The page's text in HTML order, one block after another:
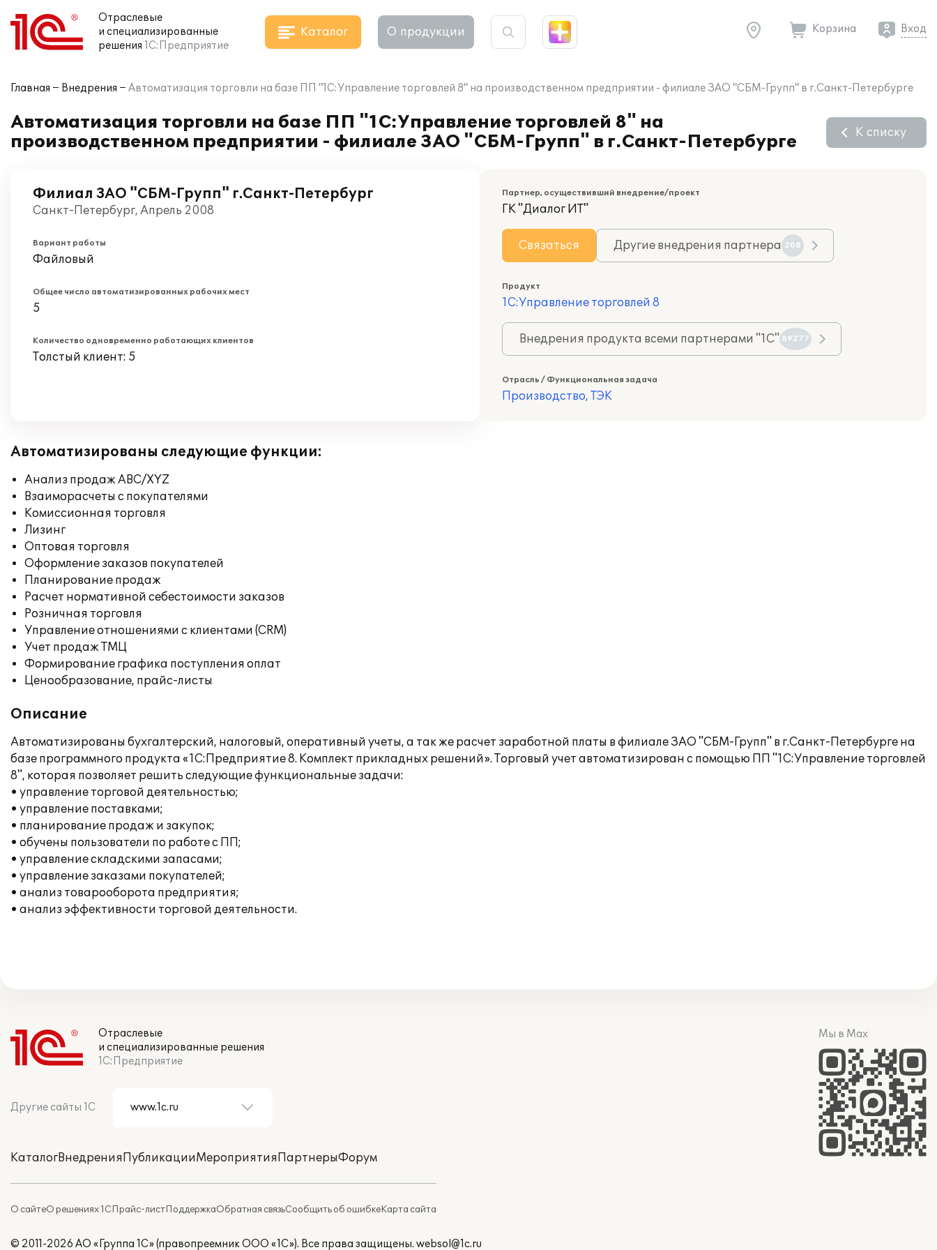
Отраслевые
и специализированные
решения 1С:Предприятие
Каталог О продукции Корзина Вход
Главная Внедрения Автоматизация торговли на базе ПП "1С:Управление торговлей 8" на производственном предприятии - филиале ЗАО "СБМ-Групп" в г.Санкт-Петербурге
Автоматизация торговли на базе ПП "1С:Управление торговлей 8" на
производственном предприятии - филиале ЗАО "СБМ-Групп" в г.Санкт-Петербурге
К списку
Филиал ЗАО "СБМ-Групп" г.Санкт-Петербург
Санкт-Петербург, Апрель 2008
Вариант работы
Файловый
Общее число автоматизированных рабочих мест
5
Количество одновременно работающих клиентов
Толстый клиент: 5
Партнер, осуществивший внедрение/проект
ГК "Диалог ИТ"
Связаться Другие внедрения партнера 208
Продукт
1С:Управление торговлей 8
Внедрения продукта всеми партнерами "1С" 89277
Отрасль / Функциональная задача
Производство, ТЭК
Автоматизированы следующие функции:
Анализ продаж ABC/XYZ
Взаиморасчеты с покупателями
Комиссионная торговля
Лизинг
Оптовая торговля
Оформление заказов покупателей
Планирование продаж
Расчет нормативной себестоимости заказов
Розничная торговля
Управление отношениями с клиентами (CRM)
Учет продаж ТМЦ
Формирование графика поступления оплат
Ценообразование, прайс-листы
Описание
Автоматизированы бухгалтерский, налоговый, оперативный учеты, а так же расчет заработной платы в филиале ЗАО "СБМ-Групп" в г.Санкт-Петербурге на
базе программного продукта «1С:Предприятие 8. Комплект прикладных решений». Торговый учет автоматизирован с помощью ПП "1С:Управление торговлей
8", которая позволяет решить следующие функциональные задачи:
• управление торговой деятельностью;
• управление поставками;
• планирование продаж и закупок;
• обучены пользователи по работе с ПП;
• управление складскими запасами;
• управление заказами покупателей;
• анализ товарооборота предприятия;
• анализ эффективности торговой деятельности.
Отраслевые
и специализированные решения
1С:Предприятие
Другие сайты 1С
КаталогВнедренияПубликацииМероприятияПартнерыФорум
О сайтеО решениях 1СПрайс-листПоддержкаОбратная связьСообщить об ошибкеКарта сайта
Мы в Max
© 2011-2026 АО «Группа 1С» (правопреемник ООО «1С»). Все права защищены. websol@1c.ru